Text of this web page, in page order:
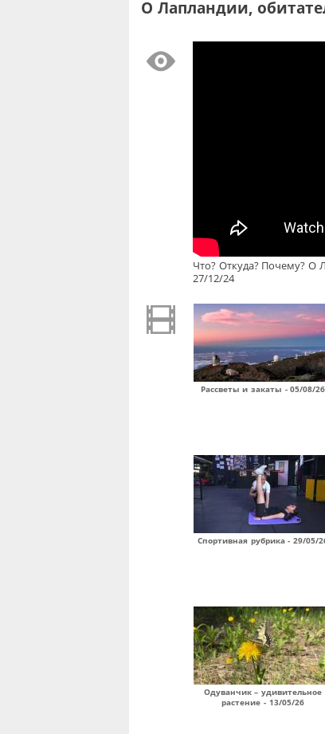
О Лапландии,
Что? Откуда? Почему? О
27/12/24
Рассветы и закаты - 05/08/26
Спортивная рубрика - 29/05/
Одуванчик – удивительное
растение - 13/05/26